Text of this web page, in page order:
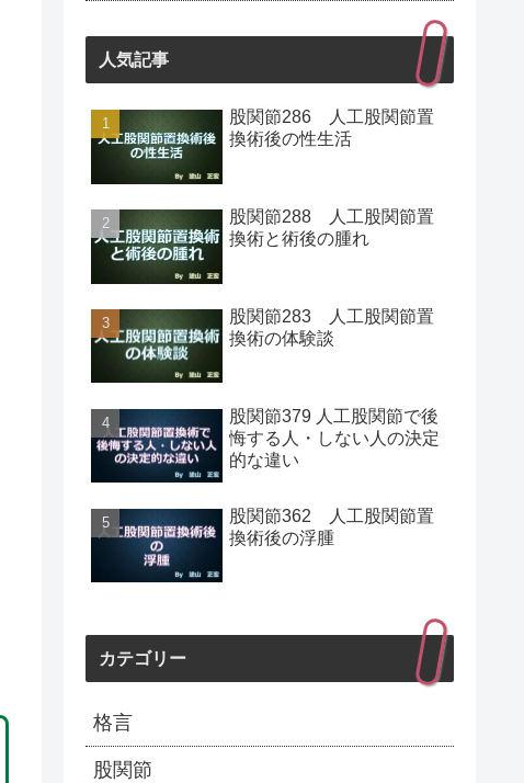
人気記事
股関節286 人工股関節置
換術後の性生活
股関節288 人工股関節置
換術と術後の腫れ
股関節283 人工股関節置
換術の体験談
股関節379 人工股関節で後
悔する人・しない人の決定
的な違い
股関節362 人工股関節置
換術後の浮腫
カテゴリー
格言
股関節